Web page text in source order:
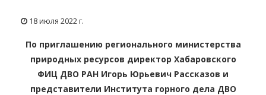
18 июля 2022 г.
По приглашению регионального министерства
природных ресурсов директор Хабаровского
ФИЦ ДВО РАН Игорь Юрьевич Рассказов и
представители Института горного дела ДВО